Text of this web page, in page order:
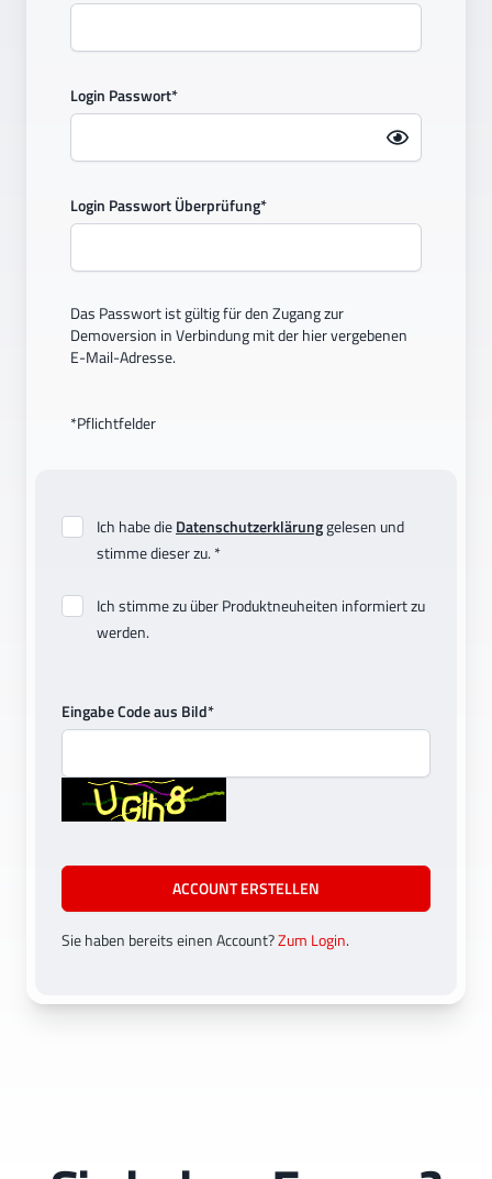
Ich habe dieDatenschutzerklärunggelesen und
stimme dieser zu. *
Ich stimme zu über Produktneuheiten informiert zu
werden.
Eingabe Code aus Bild*
ACCOUNT ERSTELLEN
Sie haben bereits einen Account?Zum Login.
Login Passwort*
Login Passwort Überprüfung*
Das Passwort ist gültig für den Zugang zur
Demoversion in Verbindung mit der hier vergebenen
E-Mail-Adresse.
*Pflichtfelder